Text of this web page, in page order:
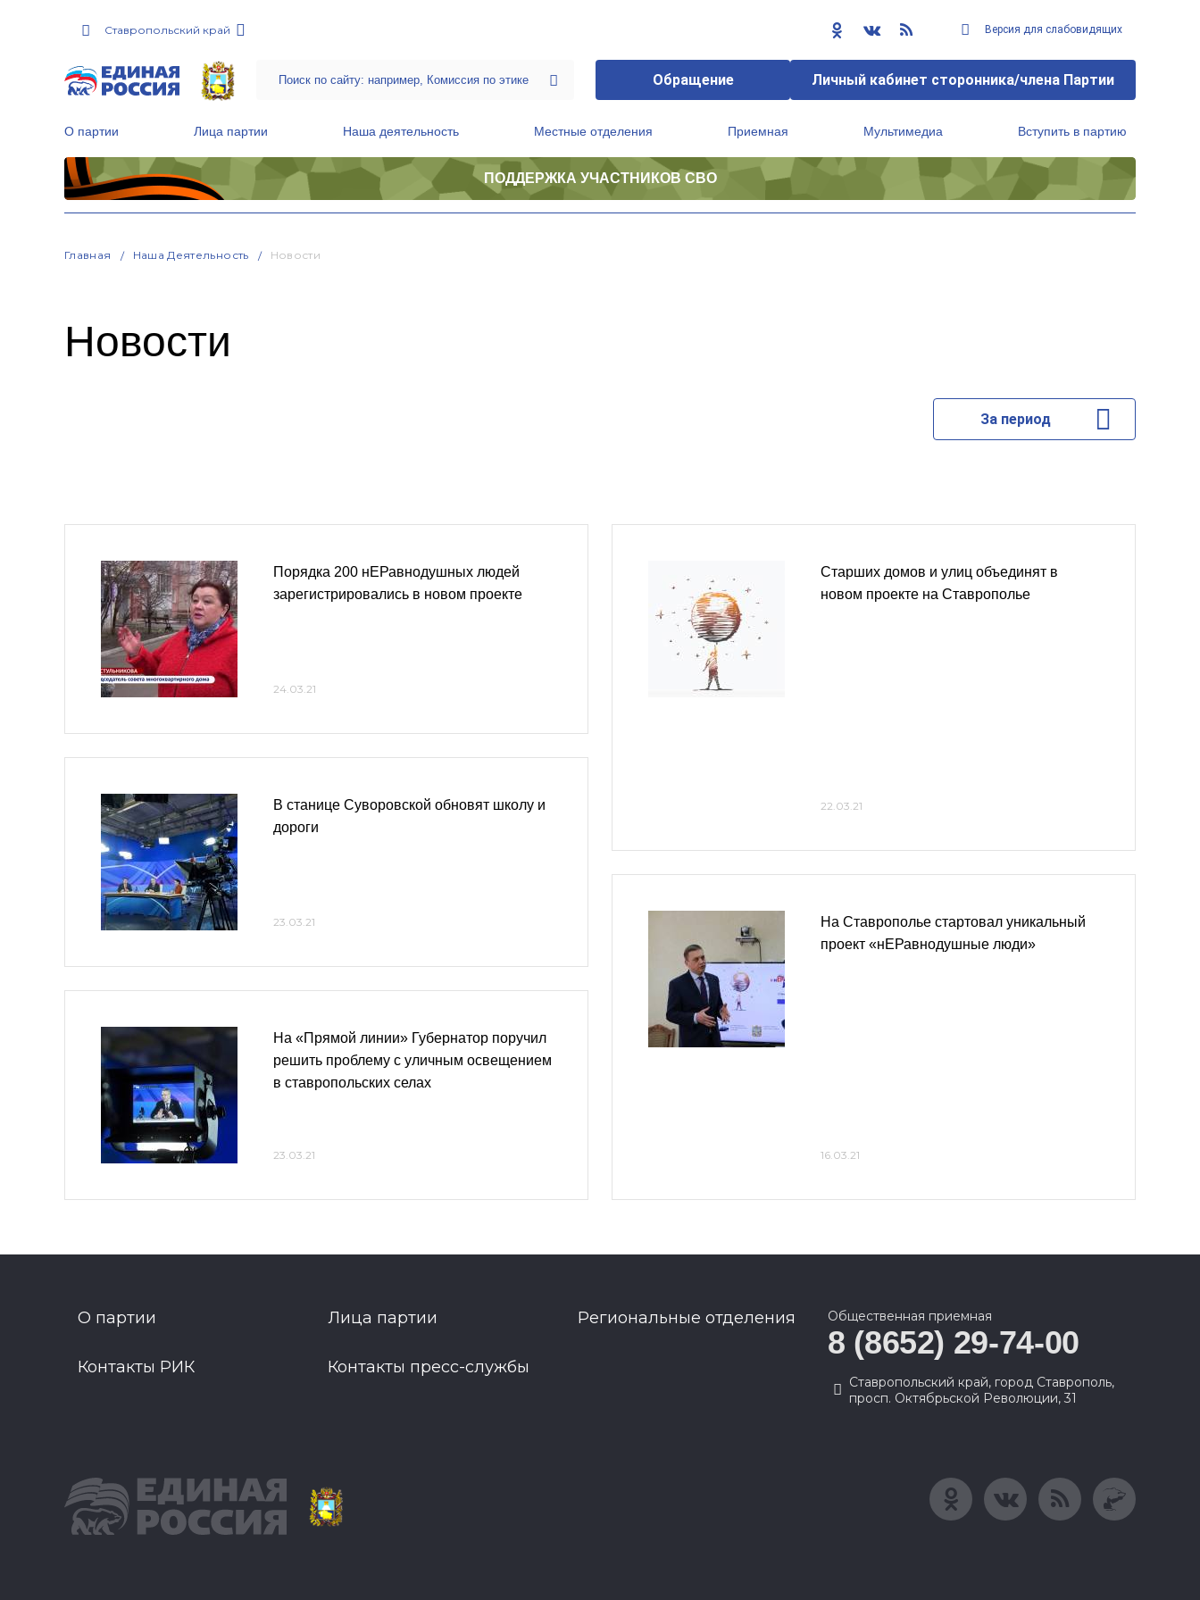
Ставропольский край Версия для слабовидящих
Обращение Личный кабинет сторонника/члена Партии
О партии Лица партии Наша деятельность Местные отделения Приемная Мультимедиа Вступить в партию
ПОДДЕРЖКА УЧАСТНИКОВ СВО
Главная Наша Деятельность Новости
Новости
За период
Порядка 200 нЕРавнодушных людей
зарегистрировались в новом проекте
24.03.21
В станице Суворовской обновят школу и
дороги
23.03.21
На «Прямой линии» Губернатор поручил
решить проблему с уличным освещением
в ставропольских селах
23.03.21
Старших домов и улиц объединят в
новом проекте на Ставрополье
22.03.21
На Ставрополье стартовал уникальный
проект «нЕРавнодушные люди»
16.03.21
О партии Лица партии Региональные отделения
Контакты РИК Контакты пресс-службы
Общественная приемная
8 (8652) 29-74-00
Ставропольский край, город Ставрополь,
просп. Октябрьской Революции, 31